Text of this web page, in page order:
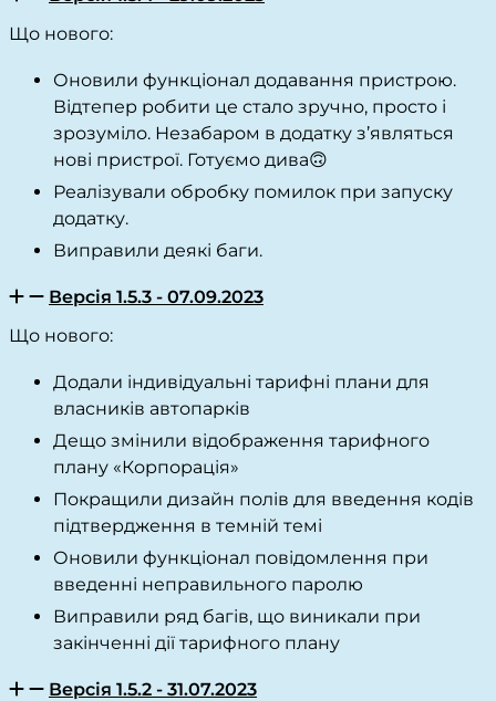
Що нового:
Оновили функціонал додавання пристрою.
Відтепер робити це стало зручно, просто і
зрозуміло. Незабаром в додатку з’являться
нові пристрої. Готуємо дива🙃
Реалізували обробку помилок при запуску
додатку.
Виправили деякі баги.
Версія 1.5.3 - 07.09.2023
Що нового:
Додали індивідуальні тарифні плани для
власників автопарків
Дещо змінили відображення тарифного
плану «Корпорація»
Покращили дизайн полів для введення кодів
підтвердження в темній темі
Оновили функціонал повідомлення при
введенні неправильного паролю
Виправили ряд багів, що виникали при
закінченні дії тарифного плану
Версія 1.5.2 - 31.07.2023